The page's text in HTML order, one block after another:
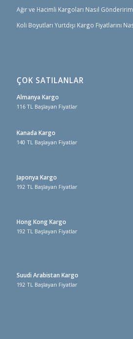
Ağır ve Hacimli Kargoları Nasıl
Koli Boyutları Yurtdışı Kargo Fiyatlarını
ÇOK SATILANLAR
Almanya Kargo
116 TL Başlayan Fiyatlar
Kanada Kargo
140 TL Başlayan Fiyatlar
Japonya Kargo
192 TL Başlayan Fiyatlar
Hong Kong Kargo
192 TL Başlayan Fiyatlar
Suudi Arabistan Kargo
192 TL Başlayan Fiyatlar